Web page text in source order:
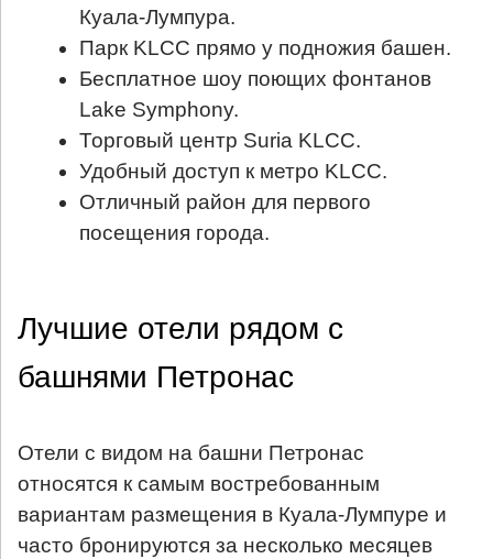
Куала-Лумпура.
Парк KLCC прямо у подножия башен.
Бесплатное шоу поющих фонтанов
Lake Symphony.
Торговый центр Suria KLCC.
Удобный доступ к метро KLCC.
Отличный район для первого
посещения города.
Лучшие отели рядом с
башнями Петронас
Отели с видом на башни Петронас
относятся к самым востребованным
вариантам размещения в Куала-Лумпуре и
часто бронируются за несколько месяцев